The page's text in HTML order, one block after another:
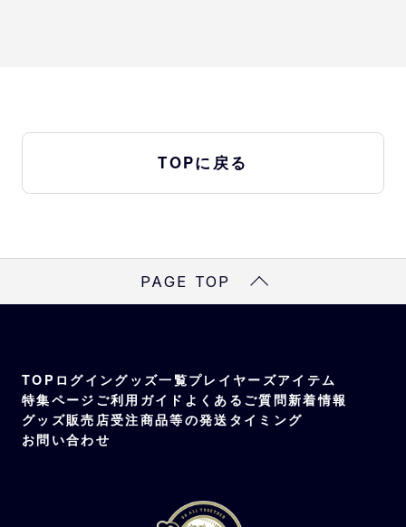
TOPに戻る
PAGE TOP
TOP ログイングッズ一覧プレイヤーズアイテム
特集ページ ご利用ガイド よくあるご質問新着情報
グッズ販売店受注商品等の発送タイミング
お問い合わせ